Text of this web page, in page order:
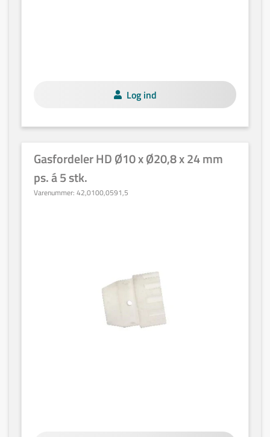
Log ind
Gasfordeler HD Ø10 x Ø20,8 x 24 mm
ps. á 5 stk.
Varenummer: 42,0100,0591,5